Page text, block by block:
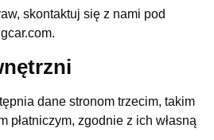
skontaktuj się z nami pod
dane stronom trzecim, takim
płatniczym, zgodnie z ich własną